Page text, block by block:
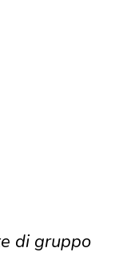
di gruppo